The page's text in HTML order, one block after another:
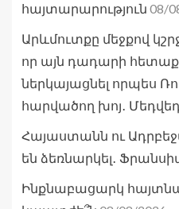
հայտարարություն 08/
Արևմուտքը մեջքով
որ այն դադարի
ներկայացնել որպես
հարվածող խոյ․
Հայաստանն ու
են ձեռնարկել․
Ինքնաբացարկ